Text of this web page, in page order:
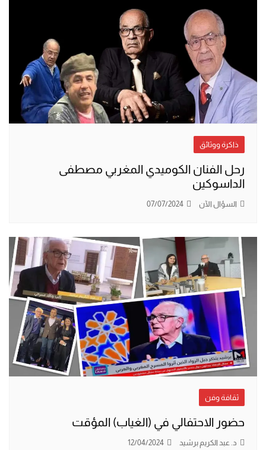
ذاكرة ووثائق
رحل الفنان الكوميدي المغربي مصطفى
الداسوكين
السؤال الآن 07/07/2024
ثقافة وفن
حضور الاحتفالي في (الغياب) المؤقت
د. عبد الكريم برشيد 12/04/2024